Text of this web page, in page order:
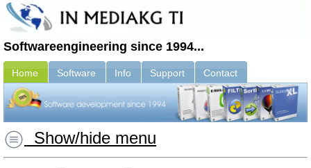
Softwareengineering since 1994...
Home Software Info Support Contact
Show/hide menu